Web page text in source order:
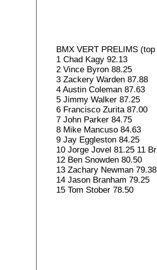
BMX VERT PRELIMS
1 Chad Kagy 92.13
2 Vince Byron 88.25
3 Zackery Warden 87.88
4 Austin Coleman 87.63
5 Jimmy Walker 87.25
6 Francisco Zurita 87.00
7 John Parker 84.75
8 Mike Mancuso 84.63
9 Jay Eggleston 84.25
10 Jorge Jovel 81.25 11
12 Ben Snowden 80.50
13 Zachary Newman 79.38
14 Jason Branham 79.25
15 Tom Stober 78.50